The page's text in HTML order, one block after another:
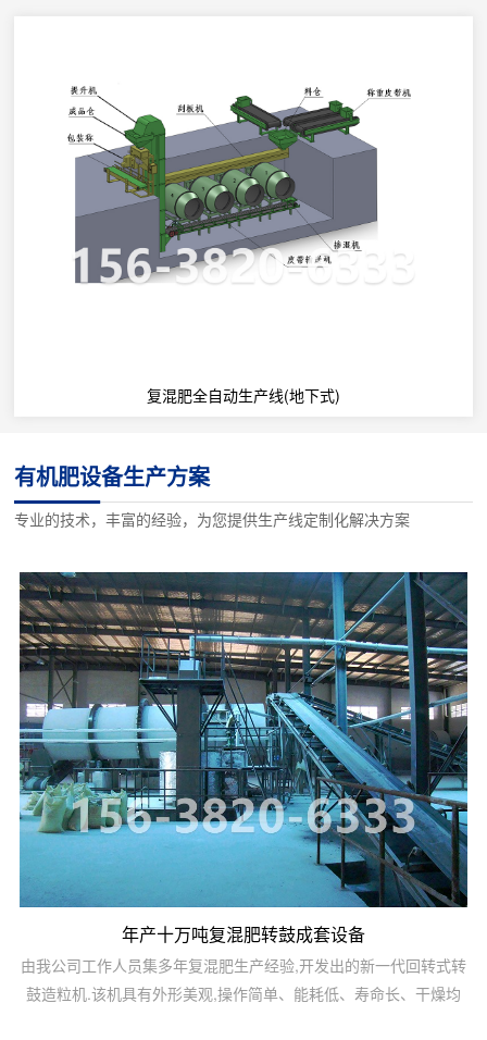
复混肥全自动生产线(地下式)
有机肥设备生产方案
专业的技术，丰富的经验，为您提供生产线定制化解决方案
年产十万吨复混肥转鼓成套设备
由我公司工作人员集多年复混肥生产经验,开发出的新一代回转式转
鼓造粒机.该机具有外形美观,操作简单、能耗低、寿命长、干燥均